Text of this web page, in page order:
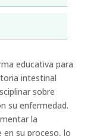
educativa para
intestinal
sobre
su enfermedad.
la
en su proceso, lo